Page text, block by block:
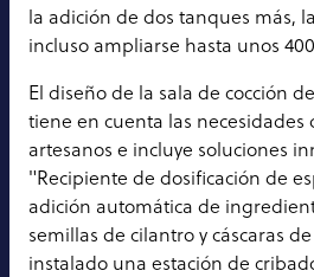
la adición de dos tanques más,
incluso ampliarse hasta unos
El diseño de la sala de cocción
tiene en cuenta las necesidades
artesanos e incluye soluciones
"Recipiente de dosificación de
adición automática de
semillas de cilantro y cáscaras
instalado una estación de